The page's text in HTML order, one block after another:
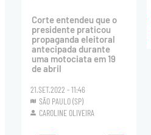
Corte entendeu que o
presidente praticou
propaganda eleitoral
antecipada durante
uma motociata em 19
de abril
21.SET.2022 - 11:46
SÃO PAULO (SP)
CAROLINE OLIVEIRA